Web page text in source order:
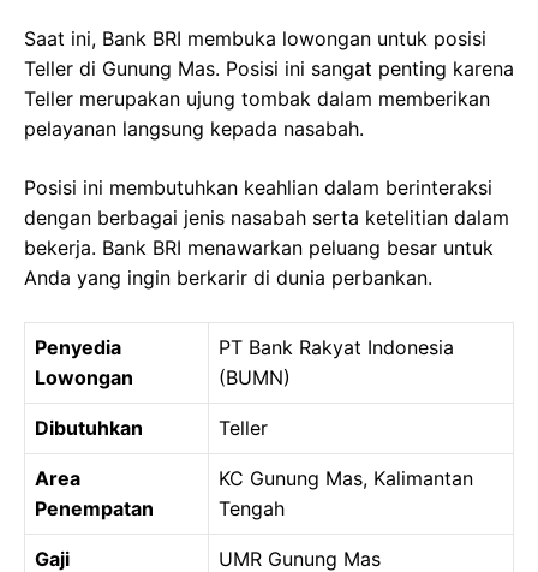
Saat ini, Bank BRI membuka lowongan untuk posisi
Teller di Gunung Mas. Posisi ini sangat penting karena
Teller merupakan ujung tombak dalam memberikan
pelayanan langsung kepada nasabah.
Posisi ini membutuhkan keahlian dalam berinteraksi
dengan berbagai jenis nasabah serta ketelitian dalam
bekerja. Bank BRI menawarkan peluang besar untuk
Anda yang ingin berkarir di dunia perbankan.
Penyedia
Lowongan
PT Bank Rakyat Indonesia
(BUMN)
Dibutuhkan Teller
Area
Penempatan
KC Gunung Mas, Kalimantan
Tengah
Gaji UMR Gunung Mas